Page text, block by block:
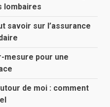
lombaires
savoir sur l’assurance
mesure pour une
de moi : comment